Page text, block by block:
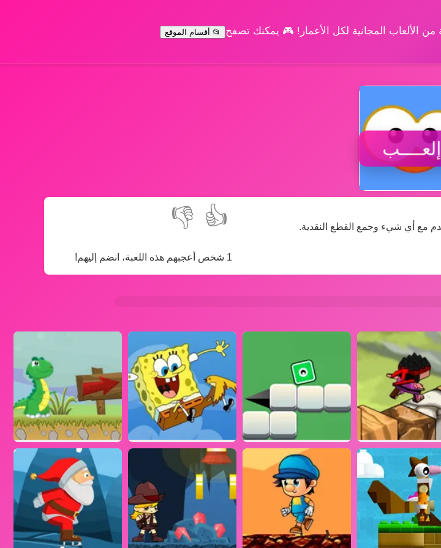
الألعاب المجانية لكل الأعمار! 🎮 يمكنك تصفح 📂 أقسام الموقع
إلعــــب
👍
👎
1 شخص أعجبهم هذه اللعبة، انضم إليهم!
مع أي شيء وجمع القطع النقدية.